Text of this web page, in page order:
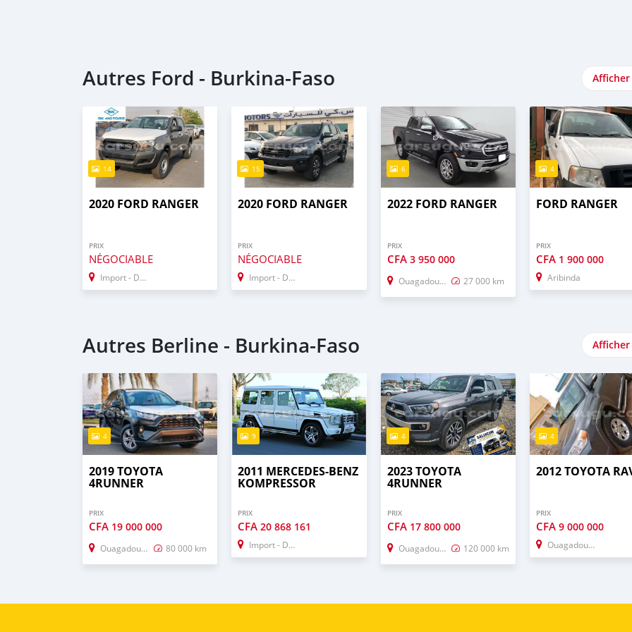
Autres Ford - Burkina-Faso
14
2020 FORD RANGER
PRIX
NÉGOCIABLE
Import - Dubai
15
2020 FORD RANGER
PRIX
NÉGOCIABLE
Import - Dubai
6
2022 FORD RANGER
PRIX
CFA 3 950 000
Ouagadougou 27 000 km
4
FORD RANGER
PRIX
CFA 1 900 000
Aribinda
Autres Berline - Burkina-Faso
4
2019 TOYOTA
4RUNNER
PRIX
CFA 19 000 000
Ouagadougou 80 000 km
9
2011 MERCEDES-BENZ
KOMPRESSOR
PRIX
CFA20 868 161
Import - Dubai
4
2023 TOYOTA
4RUNNER
PRIX
CFA 17 800 000
Ouagadougou 120 000 km
4
2012 TOYOTA
PRIX
CFA 9 000 000
Ouagadougou